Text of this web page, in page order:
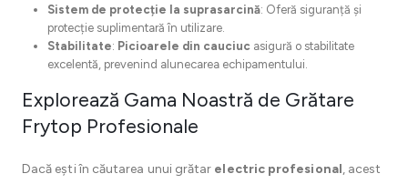
Sistem de protecție la suprasarcină: Oferă siguranță și
protecție suplimentară în utilizare.
Stabilitate: Picioarele din cauciucasigură o stabilitate
excelentă, prevenind alunecarea echipamentului.
Explorează Gama Noastră de Grătare
Frytop Profesionale
Dacă ești în căutarea unui grătar electric profesional, acest